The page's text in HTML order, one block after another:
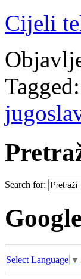
Cijeli
Tagged:
Search for:
Select Language ▼